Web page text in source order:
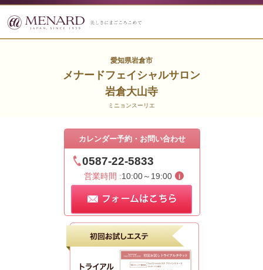
愛知県岩倉市
メナードフェイシャルサロン
岩倉大山寺
ミニョンスーリエ
カレンダー予約・お問い合わせ
0587-22-5833
営業時間 :10:00～19:00